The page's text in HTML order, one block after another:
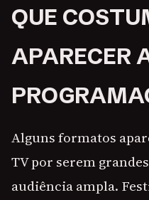
QUE
APARECER
Alguns formatos
TV por serem
audiência ampla.